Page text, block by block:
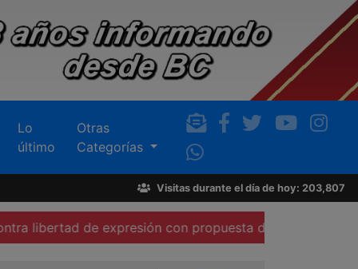
Lo
último
Otras
Categorías
Visitas durante el día de hoy: 203,807
de expresión con propuesta del gobierno federal